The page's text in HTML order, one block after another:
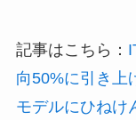
記事はこちら：
向50%に引き上
モデルにひねけ